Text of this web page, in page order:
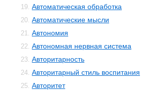
19. Автоматическая обработка
20. Автоматические мысли
21. Автономия
22. Автономная нервная система
23. Авторитарность
24. Авторитарный стиль воспитания
25. Авторитет